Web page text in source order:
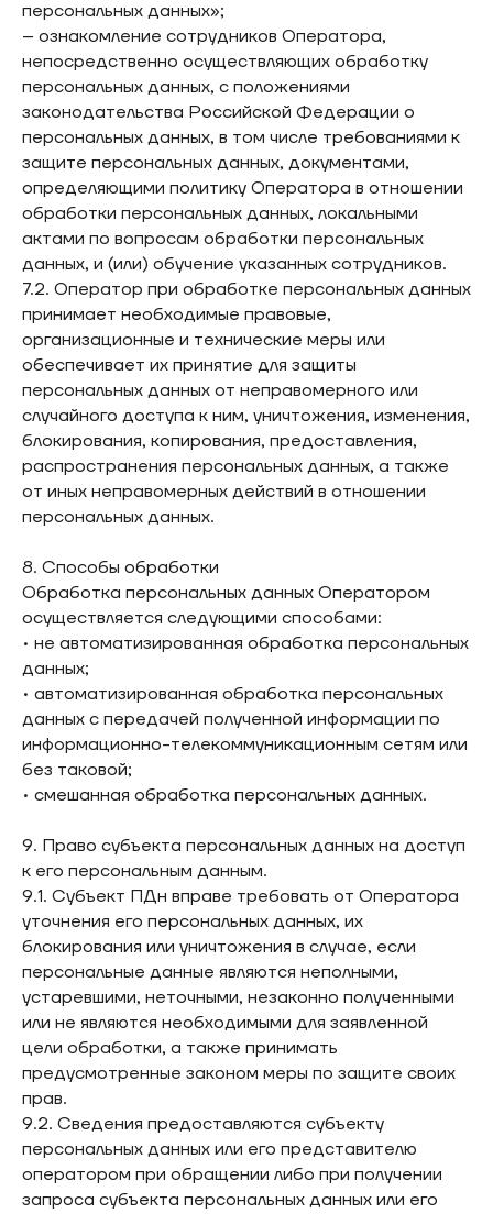
персональных данных»;
– ознакомление сотрудников Оператора,
непосредственно осуществляющих обработку
персональных данных, с положениями
законодательства Российской Федерации о
персональных данных, в том числе требованиями к
защите персональных данных, документами,
определяющими политику Оператора в отношении
обработки персональных данных, локальными
актами по вопросам обработки персональных
данных, и (или) обучение указанных сотрудников.
7.2. Оператор при обработке персональных данных
принимает необходимые правовые,
организационные и технические меры или
обеспечивает их принятие для защиты
персональных данных от неправомерного или
случайного доступа к ним, уничтожения, изменения,
блокирования, копирования, предоставления,
распространения персональных данных, а также
от иных неправомерных действий в отношении
персональных данных.
8. Способы обработки
Обработка персональных данных Оператором
осуществляется следующими способами:
• не автоматизированная обработка персональных
данных;
• автоматизированная обработка персональных
данных с передачей полученной информации по
информационно-телекоммуникационным сетям или
без таковой;
• смешанная обработка персональных данных.
9. Право субъекта персональных данных на доступ
к его персональным данным.
9.1. Субъект ПДн вправе требовать от Оператора
уточнения его персональных данных, их
блокирования или уничтожения в случае, если
персональные данные являются неполными,
устаревшими, неточными, незаконно полученными
или не являются необходимыми для заявленной
цели обработки, а также принимать
предусмотренные законом меры по защите своих
прав.
9.2. Сведения предоставляются субъекту
персональных данных или его представителю
оператором при обращении либо при получении
запроса субъекта персональных данных или его